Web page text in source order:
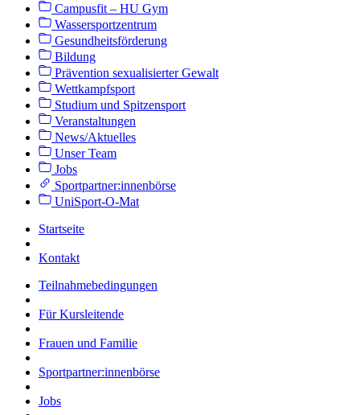
Campusfit – HU Gym
Wassersportzentrum
Gesundheitsförderung
Bildung
Prävention sexualisierter Gewalt
Wettkampfsport
Studium und Spitzensport
Veranstaltungen
News/Aktuelles
Unser Team
Jobs
Sportpartner:innenbörse
UniSport-O-Mat
Startseite
Kontakt
Teilnahmebedingungen
Für Kursleitende
Frauen und Familie
Sportpartner:innenbörse
Jobs